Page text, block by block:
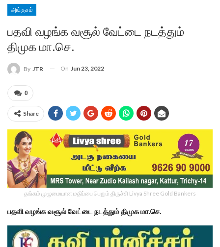
அங்குசம்
பதவி வழங்க வசூல் வேட்டை நடத்தும்
திமுக மா.செ.
By JTR On Jun 23, 2022
0
Share
தங்கம் முழுமையான மதிப்பை பெறும் திருச்சி Livya Shree Gold Bankers
பதவி வழங்க வசூல் வேட்டை நடத்தும் திமுக மா.செ.